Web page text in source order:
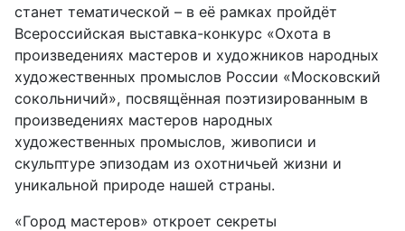
станет тематической – в её рамках пройдёт
Всероссийская выставка-конкурс «Охота в
произведениях мастеров и художников народных
художественных промыслов России «Московский
сокольничий», посвящённая поэтизированным в
произведениях мастеров народных
художественных промыслов, живописи и
скульптуре эпизодам из охотничьей жизни и
уникальной природе нашей страны.
«Город мастеров» откроет секреты